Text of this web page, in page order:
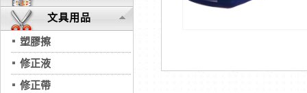
文具用品
塑膠擦
修正液
修正帶